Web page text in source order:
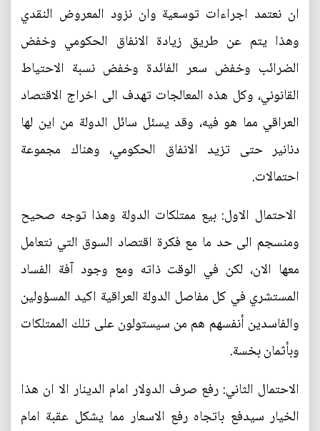
ان نعتمد اجراءات توسعية وان نزود المعروض النقدي
وهذا يتم عن طريق زيادة الانفاق الحكومي وخفض
الضرائب وخفض سعر الفائدة وخفض نسبة الاحتياط
القانوني، وكل هذه المعالجات تهدف الى اخراج الاقتصاد
العراقي مما هو فيه، وقد يسئل سائل الدولة من اين لها
دنانير حتى تزيد الانفاق الحكومي، وهناك مجموعة
احتمالات.
الاحتمال الاول: بيع ممتلكات الدولة وهذا توجه صحيح
ومنسجم الى حد ما مع فكرة اقتصاد السوق التي نتعامل
معها الان، لكن في الوقت ذاته ومع وجود آفة الفساد
المستشري في كل مفاصل الدولة العراقية اكيد المسؤولين
والفاسدين أنفسهم هم من سيستولون على تلك الممتلكات
وبأثمان بخسة.
الاحتمال الثاني: رفع صرف الدولار امام الدينار الا ان هذا
الخيار سيدفع باتجاه رفع الاسعار مما يشكل عقبة امام